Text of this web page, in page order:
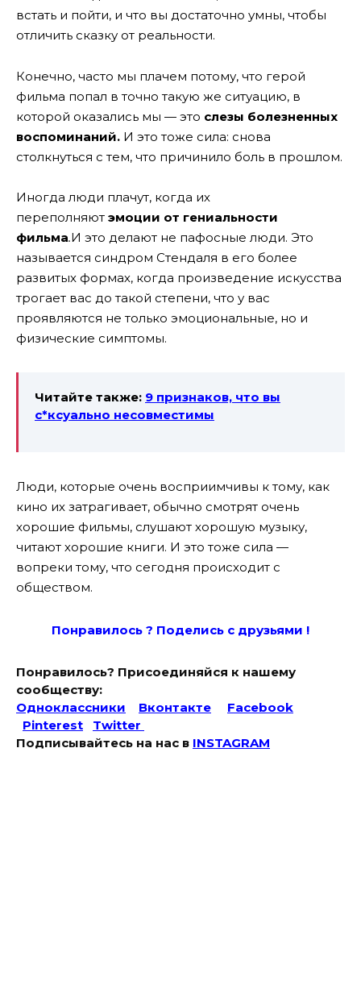
встать и пойти, и что вы достаточно умны, чтобы
отличить сказку от реальности.
Конечно, часто мы плачем потому, что герой
фильма попал в точно такую же ситуацию, в
которой оказались мы — это слезы болезненных
воспоминаний. И это тоже сила: снова
столкнуться с тем, что причинило боль в прошлом.
Иногда люди плачут, когда их
переполняют эмоции от гениальности
фильма.И это делают не пафосные люди. Это
называется синдром Стендаля в его более
развитых формах, когда произведение искусства
трогает вас до такой степени, что у вас
проявляются не только эмоциональные, но и
физические симптомы.
Читайте также: 9 признаков, что вы
с*ксуально несовместимы
Люди, которые очень восприимчивы к тому, как
кино их затрагивает, обычно смотрят очень
хорошие фильмы, слушают хорошую музыку,
читают хорошие книги. И это тоже сила —
вопреки тому, что сегодня происходит с
обществом.
Понравилось ? Поделись с друзьями !
Понравилось? Присоединяйся к нашему
сообществу:
Одноклассники
Вконтакте
Facebook
Pinterest
Twitter
Подписывайтесь на наc в INSTAGRAM